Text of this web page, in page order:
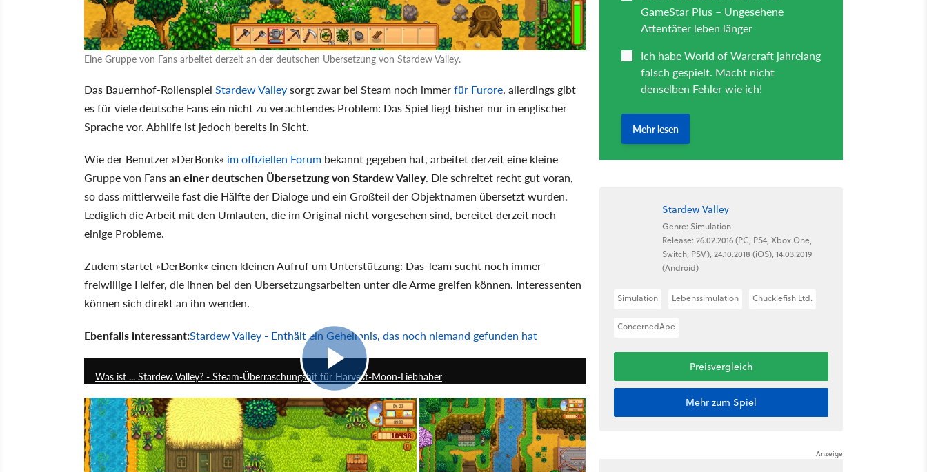
Eine Gruppe von Fans arbeitet derzeit an der deutschen Übersetzung von Stardew Valley.
Das Bauernhof-Rollenspiel Stardew Valleysorgt zwar bei Steam noch immerfür Furore, allerdings gibt
es für viele deutsche Fans ein nicht zu verachtendes Problem: Das Spiel liegt bisher nur in englischer
Sprache vor. Abhilfe ist jedoch bereits in Sicht.
Wie der Benutzer »DerBonk« im offiziellen Forum bekannt gegeben hat, arbeitet derzeit eine kleine
Gruppe von Fansan einer deutschen Übersetzung von Stardew Valley. Die schreitet recht gut voran,
so dass mittlerweile fast die Hälfte der Dialoge und ein Großteil der Objektnamen übersetzt wurden.
Lediglich die Arbeit mit den Umlauten, die im Original nicht vorgesehen sind, bereitet derzeit noch
einige Probleme.
Zudem startet »DerBonk« einen kleinen Aufruf um Unterstützung: Das Team sucht noch immer
freiwillige Helfer, die ihnen bei den Übersetzungsarbeiten unter die Arme greifen können. Interessenten
können sich direkt an ihn wenden.
Ebenfalls interessant:Stardew Valley - Enthält ein Geheimnis, das noch niemand gefunden hat
Was ist ... Stardew Valley? - Steam-Überraschungshit für Harvest-Moon-Liebhaber
Stardew Valley
Genre: Simulation
Release: 26.02.2016 (PC, PS4, Xbox One,
Switch, PSV), 24.10.2018 (iOS), 14.03.2019
(Android)
Simulation Lebenssimulation Chucklefish Ltd.
ConcernedApe
Preisvergleich
Mehr zum Spiel